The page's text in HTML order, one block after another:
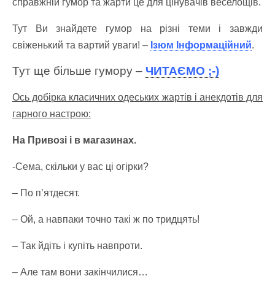
справжній гумор та жарти це для цінувачів веселощів.
Тут Ви знайдете гумор на різні теми і завжди
свіженький та вартий уваги! – Ізюм Інформаційний.
Тут ще більше гумору – ЧИТАЄМО ;-)
Ось добірка класичних одеських жартів і анекдотів для
гарного настрою:
На Привозі і в магазинах.
-Сема, скільки у вас ці огірки?
– По п’ятдесят.
– Ой, а навпаки точно такі ж по тридцять!
– Так йдіть і купіть навпроти.
– Але там вони закінчилися…